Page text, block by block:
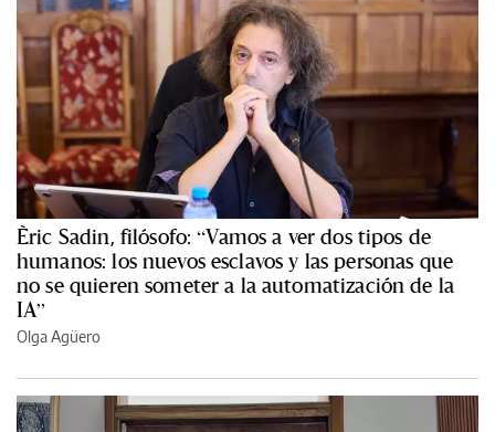
Èric Sadin, filósofo: “Vamos a ver dos tipos de
humanos: los nuevos esclavos y las personas que
no se quieren someter a la automatización de la
IA”
Olga Agüero